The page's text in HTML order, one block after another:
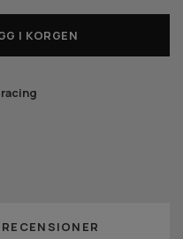
I KORGEN
RECENSIONER